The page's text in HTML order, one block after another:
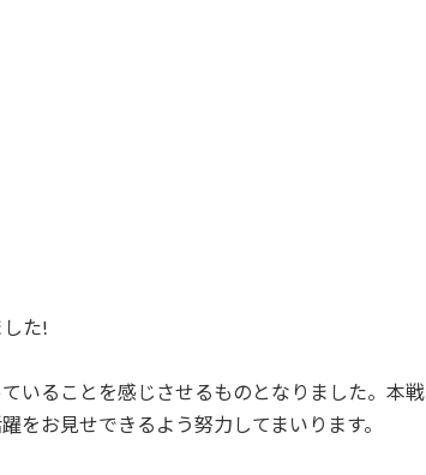
た!
いることを感じさせるものとなりました。本戦
をお見せできるよう努力してまいります。